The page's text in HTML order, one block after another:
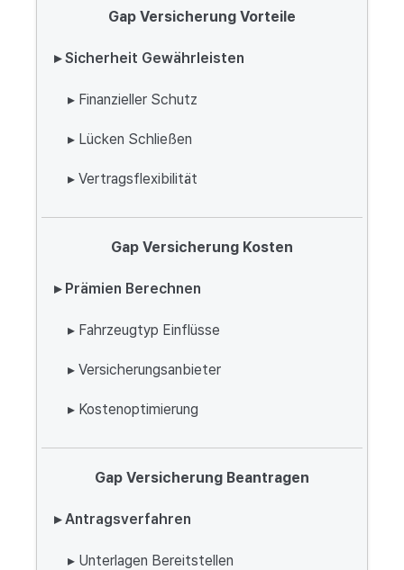
Gap Versicherung Vorteile
▸ Sicherheit Gewährleisten
▸ Finanzieller Schutz
▸ Lücken Schließen
▸ Vertragsflexibilität
Gap Versicherung Kosten
▸ Prämien Berechnen
▸ Fahrzeugtyp Einflüsse
▸ Versicherungsanbieter
▸ Kostenoptimierung
Gap Versicherung Beantragen
▸ Antragsverfahren
▸ Unterlagen Bereitstellen